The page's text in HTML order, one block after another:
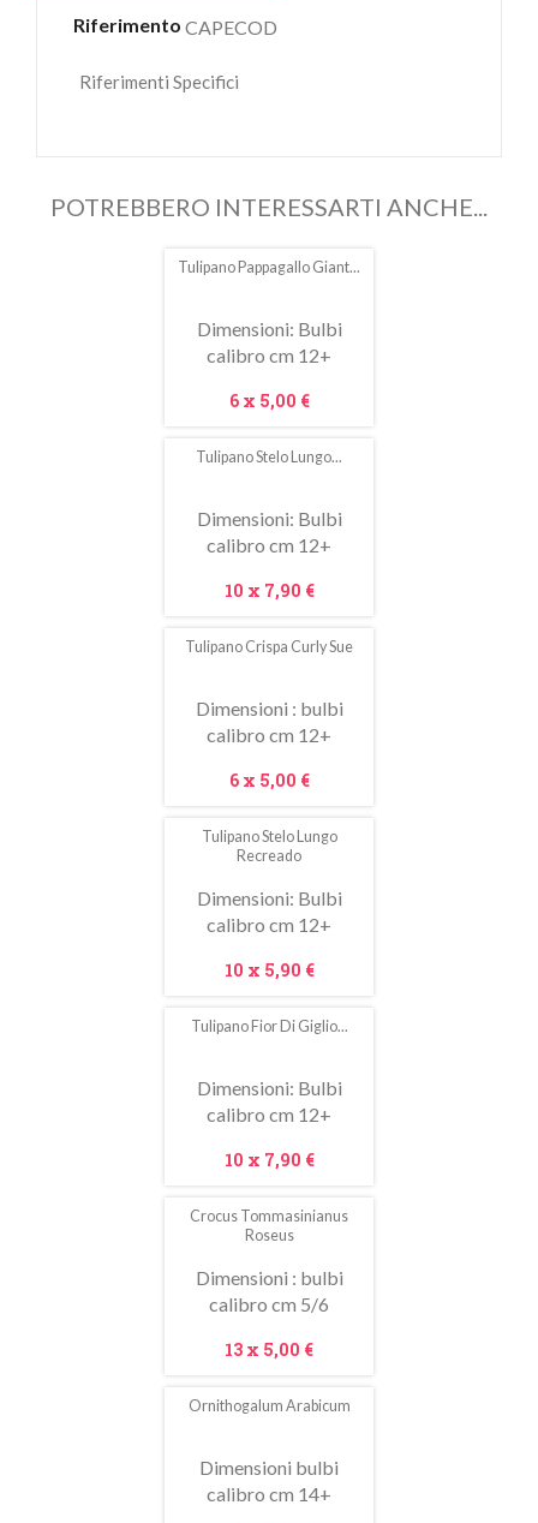
Riferimento CAPECOD
Riferimenti Specifici
POTREBBERO INTERESSARTI ANCHE...
Tulipano Pappagallo Giant...
Dimensioni: Bulbi
calibro cm 12+
Prezzo
6 x 5,00 €
Tulipano Stelo Lungo...
Dimensioni: Bulbi
calibro cm 12+
Prezzo
10 x 7,90 €
Tulipano Crispa Curly Sue
Dimensioni : bulbi
calibro cm 12+
Prezzo
6 x 5,00 €
Tulipano Stelo Lungo
Recreado
Dimensioni: Bulbi
calibro cm 12+
Prezzo
10 x 5,90 €
Tulipano Fior Di Giglio...
Dimensioni: Bulbi
calibro cm 12+
Prezzo
10 x 7,90 €
Crocus Tommasinianus
Roseus
Dimensioni : bulbi
calibro cm 5/6
Prezzo
13 x 5,00 €
Ornithogalum Arabicum
Dimensioni bulbi
calibro cm 14+